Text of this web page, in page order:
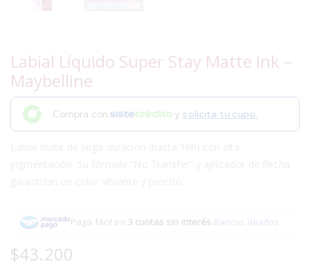
Labial Líquido Super Stay Matte Ink –
Maybelline
Compra con y solicita tu cupo.
Pagá fácil en 3 cuotas sin interés.Bancos aliados
$43.200